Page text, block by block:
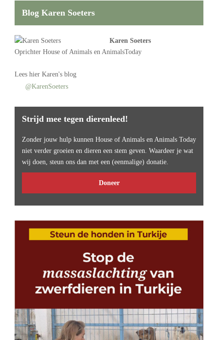
Blog Karen Soeters
Karen Soeters
Oprichter House of Animals en AnimalsToday
Lees hier Karen's blog
@KarenSoeters
Strijd mee tegen dierenleed!
Zonder jouw hulp kunnen House of Animals en Animals Today
niet verder groeien en dieren een stem geven. Waardeer je wat
wij doen, steun ons dan met een (eenmalige) donatie.
Doneer